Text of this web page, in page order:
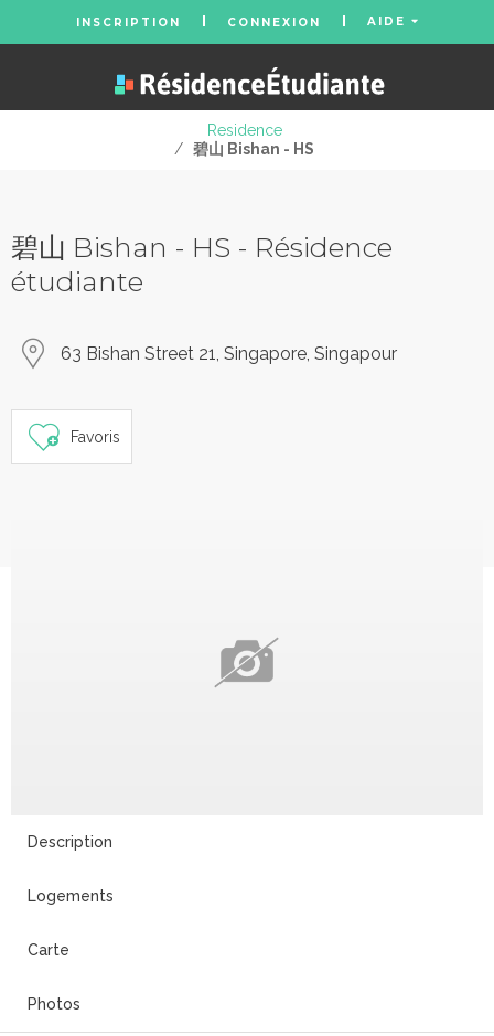
INSCRIPTION CONNEXION AIDE
Residence
/ 碧山 Bishan - HS
碧山 Bishan - HS - Résidence
étudiante
63 Bishan Street 21, Singapore, Singapour
Favoris
Description
Logements
Carte
Photos